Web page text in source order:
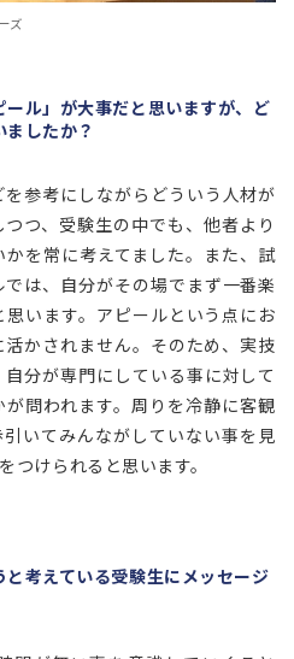
ズ
ル」が大事だと思いますが、ど
したか？
参考にしながらどういう人材が
つ、受験生の中でも、他者より
を常に考えてました。また、試
は、自分がその場でまず一番楽
います。アピールという点にお
かされません。そのため、実技
分が専門にしている事に対して
問われます。周りを冷静に客観
いてみんながしていない事を見
つけられると思います。
考えている受験生にメッセージ